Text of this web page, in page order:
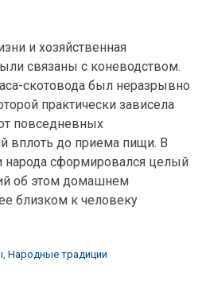
и хозяйственная
связаны с коневодством.
скотовода был неразрывно
практически зависела
повседневных
вплоть до приема пищи. В
народа сформировался целый
об этом домашнем
близком к человеку
Народные традиции